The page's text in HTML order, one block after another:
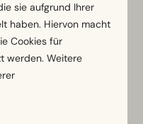
sie aufgrund Ihrer
haben. Hiervon macht
Cookies für
werden. Weitere